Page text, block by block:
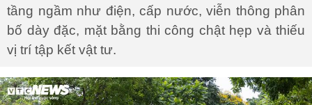
tầng ngầm như điện, cấp nước, viễn thông phân
bố dày đặc, mặt bằng thi công chật hẹp và thiếu
vị trí tập kết vật tư.